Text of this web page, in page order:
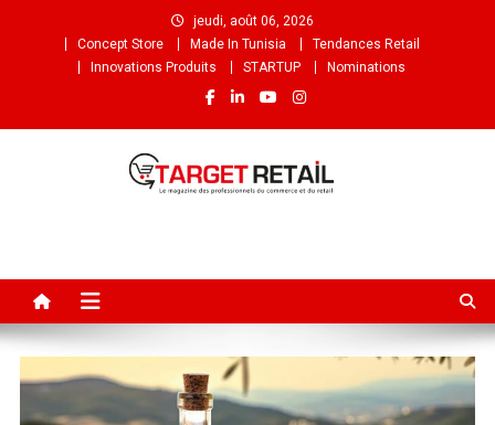
jeudi, août 06, 2026
Concept Store
Made In Tunisia
Tendances Retail
Innovations Produits
STARTUP Nominations